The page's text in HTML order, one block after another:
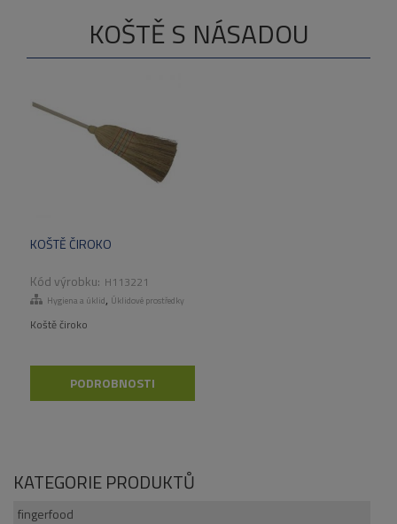
KOŠTĚ S NÁSADOU
KOŠTĚ ČIROKO
H113221
Hygiena a úklid, Úklidové prostředky
Koště čiroko
PODROBNOSTI
KATEGORIE PRODUKTŮ
fingerfood